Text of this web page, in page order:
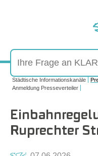
Sie sind hier:
Städtische Informationskanäle
Anmeldung Presseverteiler
Ruprechter